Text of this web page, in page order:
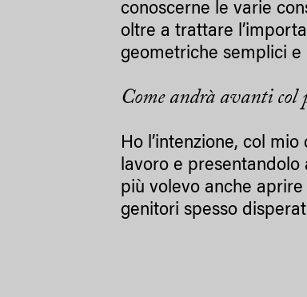
conoscerne le varie
oltre a trattare
geometriche semplici
Come andrà avanti
Ho l’intenzione, col
lavoro e presentandolo
più volevo anche
genitori spesso